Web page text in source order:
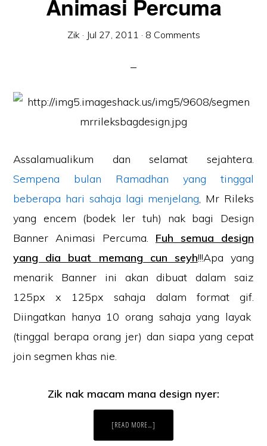
Animasi Percuma
Zik· Jul 27, 2011 · 8 Comments
Assalamualikum dan selamat sejahtera.
Sempena bulan Ramadhan yang tinggal
beberapa hari sahaja lagi menjelang, Mr Rileks
yang encem (bodek ler tuh) nak bagi Design
Banner Animasi Percuma. Fuh semua design
yang dia buat memang cun seyh!!!Apa yang
menarik Banner ini akan dibuat dalam saiz
125px x 125px sahaja dalam format gif.
Diingatkan hanya 10 orang sahaja yang layak
(tinggal berapa orang jer) dan siapa yang cepat
join segmen khas nie.
Zik nak macam mana design nyer:
[READ MORE…]
RILEKS